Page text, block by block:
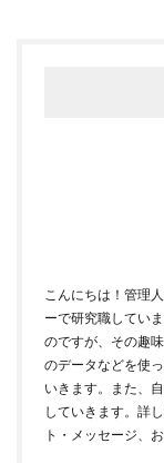
こんにちは！管理
ーで研究職してい
のですが、その趣
のデータなどを使
いきます。また、
していきます。詳
ト・メッセージ、